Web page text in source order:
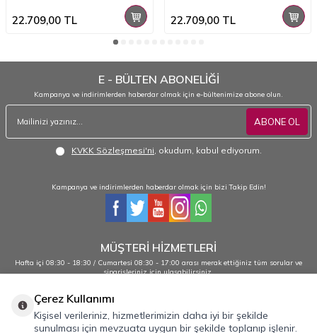
22.709,00 TL 22.709,00TL
E - BÜLTEN ABONELİĞİ
Kampanya ve indirimlerden haberdar olmak için e-bültenimize abone olun.
ABONE OL
KVKK Sözleşmesi'ni, okudum, kabul ediyorum.
Kampanya ve indirimlerden haberdar olmak için bizi Takip Edin!
MÜŞTERİ HİZMETLERİ
Hafta içi 08:30 - 18:30 / Cumartesi 08:30 - 17:00 arası merak ettiğiniz tüm sorular ve
siparişleriniz için ulaşabilirsiniz.
0232 484 38 44 - 0533 330 88 95
Çerez Kullanımı
Kişisel verileriniz, hizmetlerimizin daha iyi bir şekilde
sunulması için mevzuata uygun bir şekilde toplanıp işlenir.